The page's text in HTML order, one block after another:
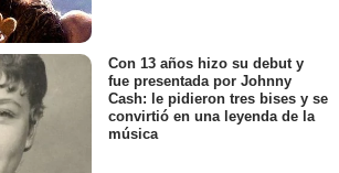
Con 13 años hizo su debut y
fue presentada por Johnny
Cash: le pidieron tres bises y se
convirtió en una leyenda de la
música